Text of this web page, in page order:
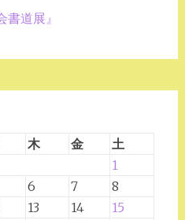
道展』
木 金
土
1
6 7
8
13 14
15